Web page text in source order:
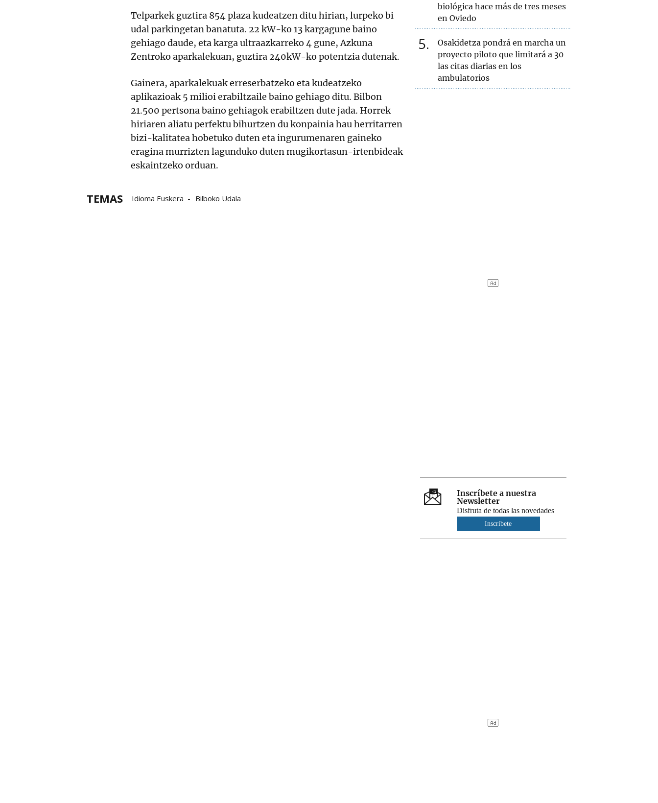
Telparkek guztira 854 plaza kudeatzen ditu hirian, lurpeko bi
udal parkingetan banatuta. 22 kW-ko 13 kargagune baino
gehiago daude, eta karga ultraazkarreko 4 gune, Azkuna
Zentroko aparkalekuan, guztira 240kW-ko potentzia dutenak.
Gainera, aparkalekuak erreserbatzeko eta kudeatzeko
aplikazioak 5 milioi erabiltzaile baino gehiago ditu. Bilbon
21.500 pertsona baino gehiagok erabiltzen dute jada. Horrek
hiriaren aliatu perfektu bihurtzen du konpainia hau herritarren
bizi-kalitatea hobetuko duten eta ingurumenaren gaineko
eragina murrizten lagunduko duten mugikortasun-irtenbideak
eskaintzeko orduan.
TEMAS Idioma Euskera Bilboko Udala
biológica hace más de tres meses
en Oviedo
5
Osakidetza pondrá en marcha un
proyecto piloto que limitará a 30
las citas diarias en los
ambulatorios
Inscríbete a nuestra
Newsletter
Disfruta de todas las novedades
Inscríbete